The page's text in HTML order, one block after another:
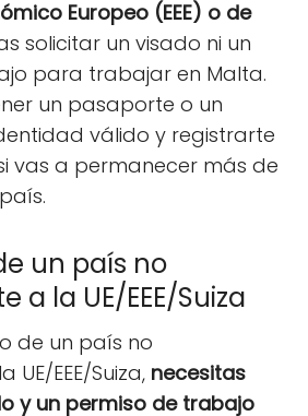
Europeo (EEE) o de
solicitar un visado ni un
para trabajar en Malta.
un pasaporte o un
válido y registrarte
vas a permanecer más de
un país no
a la UE/EEE/Suiza
de un país no
EEE/Suiza, necesitas
y un permiso de trabajo